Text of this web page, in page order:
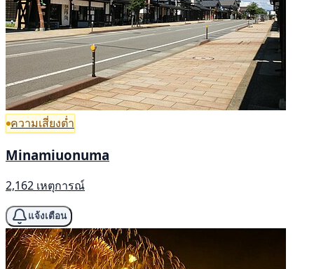
ความเสี่ยงต่ำ
Minamiuonuma
2,162 เหตุการณ์
แจ้งเตือน